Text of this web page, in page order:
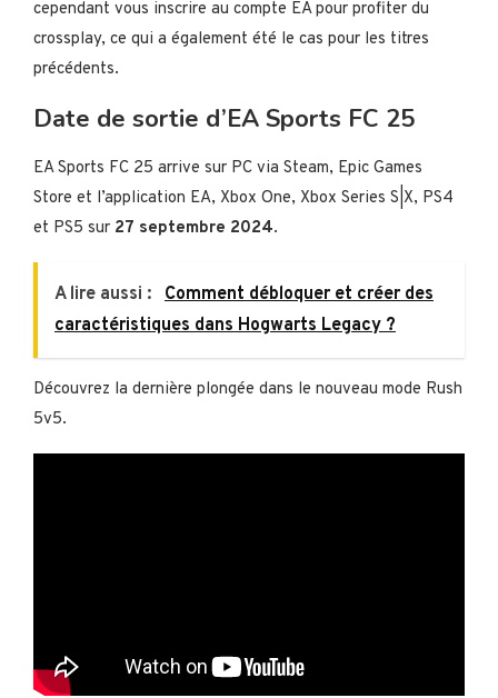
cependant vous inscrire au compte EA pour profiter du
crossplay, ce qui a également été le cas pour les titres
précédents.
Date de sortie d’EA Sports FC 25
EA Sports FC 25 arrive sur PC via Steam, Epic Games
Store et l’application EA, Xbox One, Xbox Series S|X, PS4
et PS5 sur 27 septembre 2024.
A lire aussi :
Comment débloquer et créer des
caractéristiques dans Hogwarts Legacy ?
Découvrez la dernière plongée dans le nouveau mode Rush
5v5.